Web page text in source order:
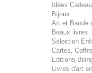
Idées
Bijoux
Art et Bande
Beaux livres
Sélection
Cartes,
Editions
Livres d'art